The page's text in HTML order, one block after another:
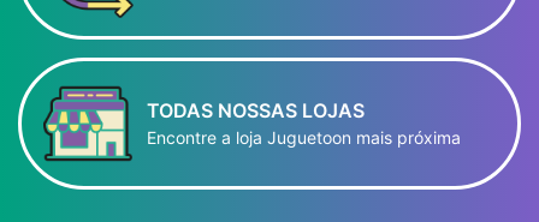
TODAS NOSSAS LOJAS
Encontre a loja Juguetoon mais próxima